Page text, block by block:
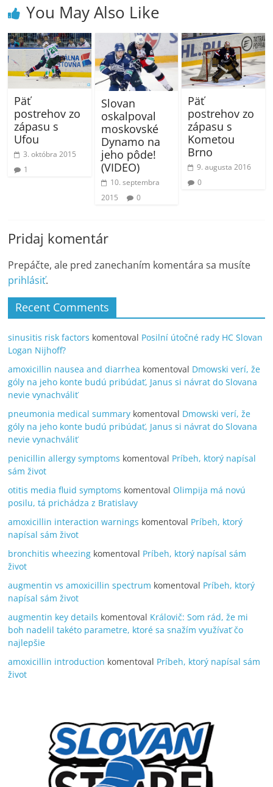
You May Also Like
Päť
postrehov zo
zápasu s
Ufou
3. októbra 2015
1
Slovan
oskalpoval
moskovské
Dynamo na
jeho pôde!
(VIDEO)
10. septembra
2015
0
Päť
postrehov zo
zápasu s
Kometou
Brno
9. augusta 2016
0
Pridaj komentár
Prepáčte, ale pred zanechaním komentára sa musíte
prihlásiť.
Recent Comments
sinusitis risk factors komentoval Posilní útočné rady HC Slovan
Logan Nijhoff?
amoxicillin nausea and diarrhea komentoval Dmowski verí, že
góly na jeho konte budú pribúdať, Janus si návrat do Slovana
nevie vynachváliť
pneumonia medical summary komentoval Dmowski verí, že
góly na jeho konte budú pribúdať, Janus si návrat do Slovana
nevie vynachváliť
penicillin allergy symptoms komentoval Príbeh, ktorý napísal
sám život
otitis media fluid symptoms komentoval Olimpija má novú
posilu, tá prichádza z Bratislavy
amoxicillin interaction warnings komentoval Príbeh, ktorý
napísal sám život
bronchitis wheezing komentoval Príbeh, ktorý napísal sám
život
augmentin vs amoxicillin spectrum komentoval Príbeh, ktorý
napísal sám život
augmentin key details komentoval Královič: Som rád, že mi
boh nadelil takéto parametre, ktoré sa snažím využívať čo
najlepšie
amoxicillin introduction komentoval Príbeh, ktorý napísal sám
život